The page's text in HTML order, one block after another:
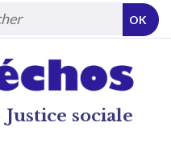
sociale
OK